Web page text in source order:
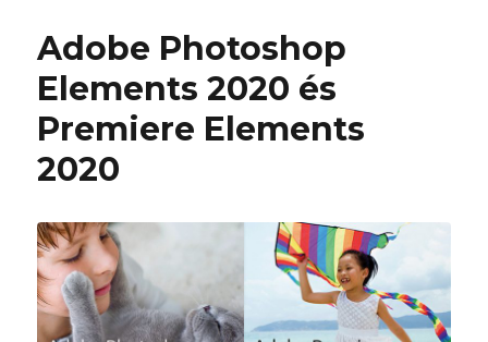
Adobe Photoshop
Elements 2020 és
Premiere Elements
2020